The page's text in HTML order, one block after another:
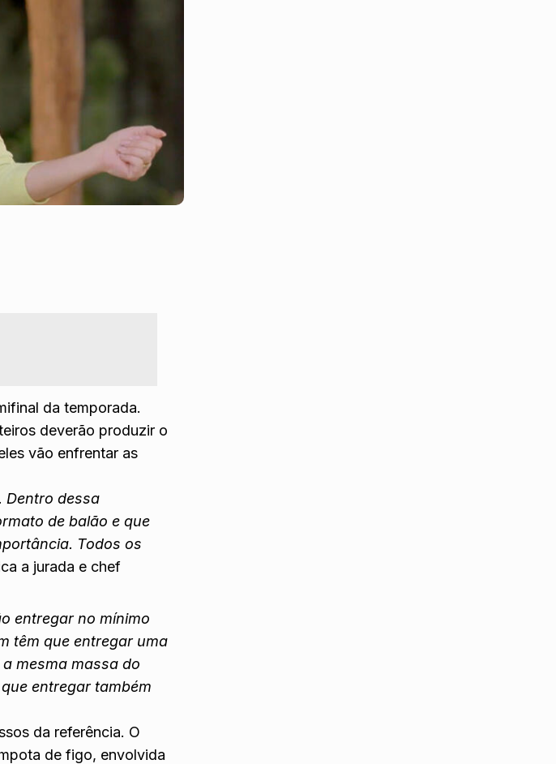
da temporada.
deverão produzir o
vão enfrentar as
Dentro dessa
de balão e que
Todos os
a jurada e chef
entregar no mínimo
têm que entregar uma
mesma massa do
entregar também
da referência. O
de figo, envolvida